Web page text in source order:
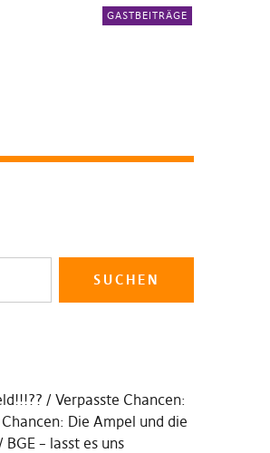
GASTBEITRÄGE
Verpasste Chancen:
Die Ampel und die
BGE – lasst es uns